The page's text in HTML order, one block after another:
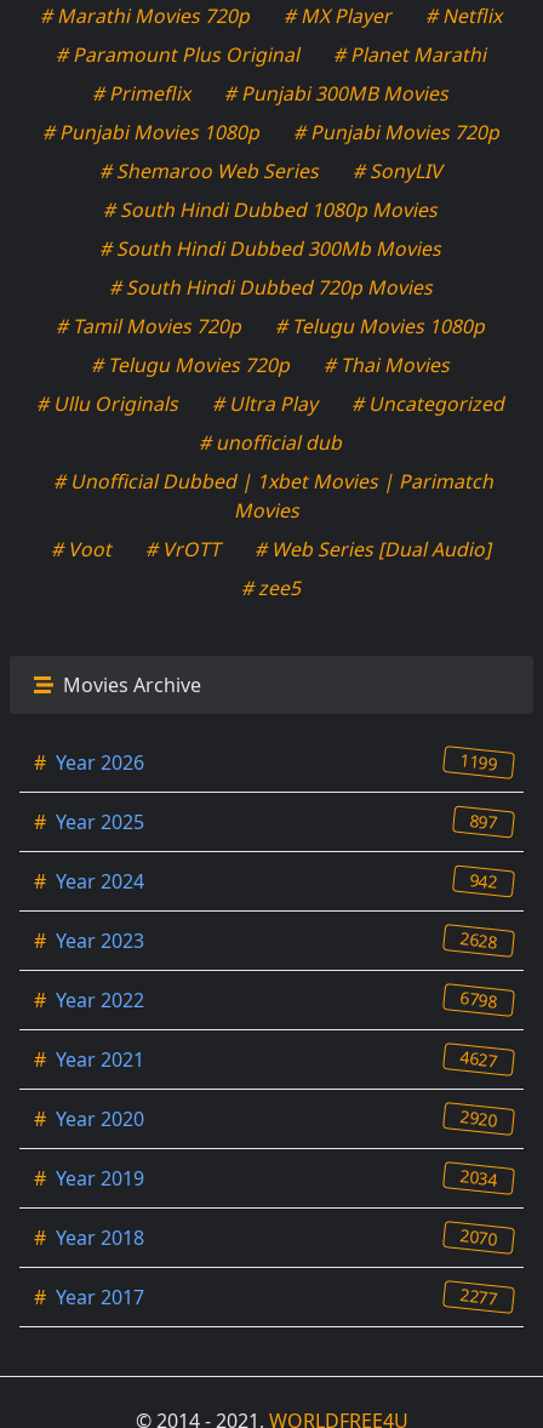
# Marathi Movies 720p
# MX Player
# Netflix
# Paramount Plus Original
# Planet Marathi
# Primeflix
# Punjabi 300MB Movies
# Punjabi Movies 1080p
# Punjabi Movies 720p
# Shemaroo Web Series
# SonyLIV
# South Hindi Dubbed 1080p Movies
# South Hindi Dubbed 300Mb Movies
# South Hindi Dubbed 720p Movies
# Tamil Movies 720p
# Telugu Movies 1080p
# Telugu Movies 720p
# Thai Movies
# Ullu Originals
# Ultra Play
# Uncategorized
# unofficial dub
# Unofficial Dubbed | 1xbet Movies | Parimatch
Movies
# Voot
# VrOTT
# Web Series [Dual Audio]
# zee5
Movies Archive
# Year 2026 1199
# Year 2025 897
# Year 2024 942
# Year 2023 2628
# Year 2022 6798
# Year 2021 4627
# Year 2020 2920
# Year 2019 2034
# Year 2018 2070
# Year 2017 2277
© 2014 - 2021, WORLDFREE4U